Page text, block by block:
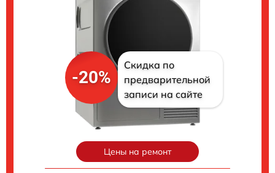
-20%
Скидка по
предварительной
записи на сайте
Цены на ремонт